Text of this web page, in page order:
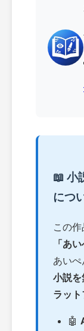
📖 小
につ
この作
「あい
あいぺ
小説
ラッ
🤖